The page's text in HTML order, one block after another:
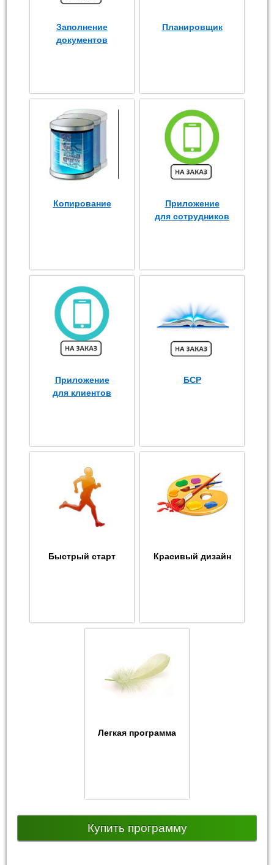
Заполнение
документов
Планировщик
Копирование
Приложение
для сотрудников
Приложение
для клиентов
БСР
Быстрый старт Красивый дизайн
Легкая программа
Купить программу